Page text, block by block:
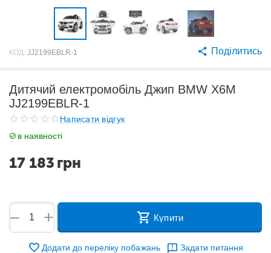
КОД: JJ2199EBLR-1 Поділитись
Дитячий електромобіль Джип BMW X6M
JJ2199EBLR-1
Написати відгук
в наявності
17 183 грн
+
− Купити
Додати до переліку побажань Задати питання